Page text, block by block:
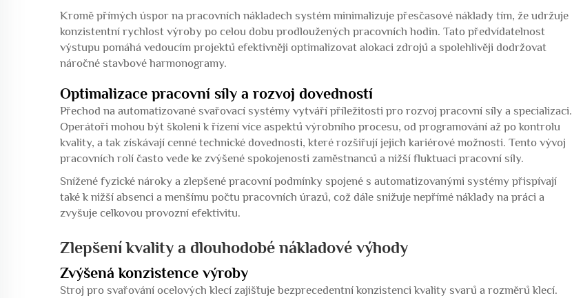
Kromě přímých úspor na pracovních nákladech systém minimalizuje přesčasové náklady tím, že udržuje
konzistentní rychlost výroby po celou dobu prodloužených pracovních hodin. Tato předvídatelnost
výstupu pomáhá vedoucím projektů efektivněji optimalizovat alokaci zdrojů a spolehlivěji dodržovat
náročné stavbové harmonogramy.
Optimalizace pracovní síly a rozvoj dovedností
Přechod na automatizované svařovací systémy vytváří příležitosti pro rozvoj pracovní síly a specializaci.
Operátoři mohou být školeni k řízení více aspektů výrobního procesu, od programování až po kontrolu
kvality, a tak získávají cenné technické dovednosti, které rozšiřují jejich kariérové možnosti. Tento vývoj
pracovních rolí často vede ke zvýšené spokojenosti zaměstnanců a nižší fluktuaci pracovní síly.
Snížené fyzické nároky a zlepšené pracovní podmínky spojené s automatizovanými systémy přispívají
také k nižší absenci a menšímu počtu pracovních úrazů, což dále snižuje nepřímé náklady na práci a
zvyšuje celkovou provozní efektivitu.
Zlepšení kvality a dlouhodobé nákladové výhody
Zvýšená konzistence výroby
Stroj pro svařování ocelových klecí zajišťuje bezprecedentní konzistenci kvality svarů a rozměrů klecí.